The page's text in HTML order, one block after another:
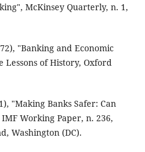
McKinsey Quarterly, n. 1,
"Banking and Economic
Lessons of History, Oxford
"Making Banks Safer: Can
Working Paper, n. 236,
Washington (DC).